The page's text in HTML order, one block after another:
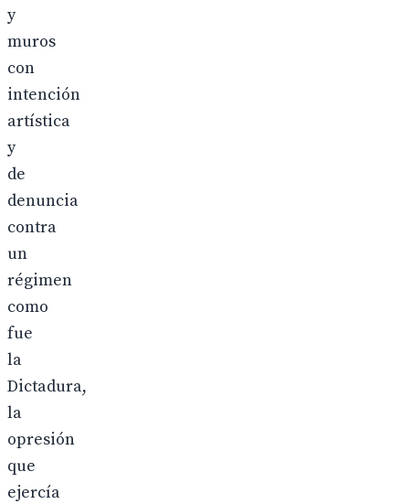
y
muros
con
intención
artística
y
de
denuncia
contra
un
régimen
como
fue
la
Dictadura,
la
opresión
que
ejercía